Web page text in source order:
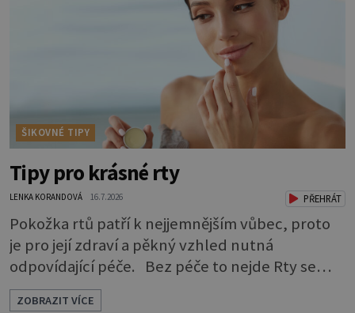
mohou mít v nepořádku zažívání.
ŠIKOVNÉ TIPY
Tipy pro krásné rty
LENKA KORANDOVÁ 16.7.2026 PŘEHRÁT
Pokožka rtů patří k nejjemnějším vůbec, proto
je pro její zdraví a pěkný vzhled nutná
odpovídající péče. Bez péče to nejde Rty se
neliší jen barvou, ale také mnohem tenčí
povrchovou vrstvou než ostatní pleť a pokožka.
ZOBRAZIT VÍCE